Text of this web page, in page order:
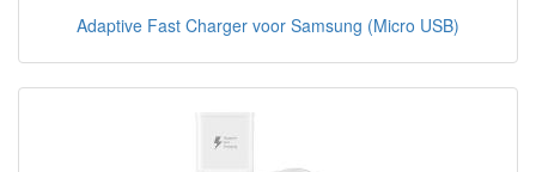
Adaptive Fast Charger voor Samsung (Micro USB)